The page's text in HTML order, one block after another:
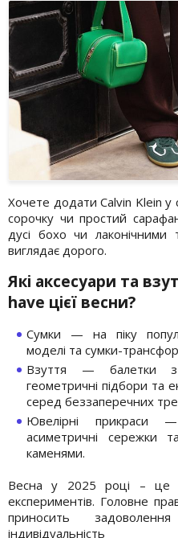
Хочете додати Calvin Klein у
сорочку чи простий
дусі бохо чи
виглядає дорого.
Які аксесуари та
have цієї весни?
Сумки — на піку
моделі та сумки-
Взуття — балетки з
геометричні підбори та
серед беззаперечних
Ювелірні прикраси
асиметричні сережки
каменями.
Весна у 2025 році – це
експериментів. Головне
приносить
індивідуальність